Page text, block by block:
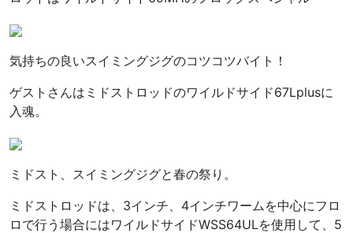
気持ちの良いスイミングジグのコツコツバイト！
ゲストさんはミドストロッドのワイルドサイド67Lplusに
入魂。
ミドスト、スイミングジグと春の祭り。
ミドストロッドは、3インチ、4インチワームを中心にフロ
ロで行う場合にはワイルドサイドWSS64ULを使用して、5